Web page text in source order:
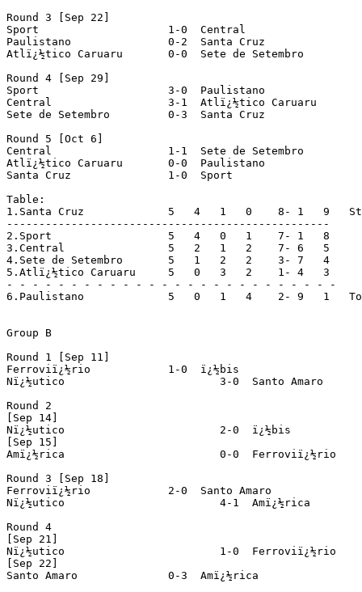
Round 3 [Sep 22]
Sport			 1-0  Central
Paulistano		 0-2  Santa Cruz
Atlï¿½tico Caruaru	 0-0  Sete de Setembro
Round 4 [Sep 29]
Sport			 3-0  Paulistano
Central			 3-1  Atlï¿½tico Caruaru
Sete de Setembro	 0-3  Santa Cruz
Round 5 [Oct 6]
Central			 1-1  Sete de Setembro
Atlï¿½tico Caruaru	 0-0  Paulistano
Santa Cruz		 1-0  Sport
Table:
1.Santa Cruz		 5   4   1   0    8- 1   9   Stage finalists
--------------------------------------------------
2.Sport			 5   4   0   1    7- 1   8
3.Central		 5   2   1   2    7- 6   5
4.Sete de Setembro	 5   1   2   2    3- 7   4
5.Atlï¿½tico Caruaru	 5   0   3   2    1- 4   3
- - - - - - - - - - - - - - - - - - - - - - - - - -
6.Paulistano		 5   0   1   4    2- 9   1   To group B
Group B
Round 1 [Sep 11]
Ferroviï¿½rio		 1-0  ï¿½bis			(prel. Nï¿½utico x Santo Amaro)
Nï¿½utico			 3-0  Santo Amaro
Round 2
[Sep 14]
Nï¿½utico			 2-0  ï¿½bis
[Sep 15]
Amï¿½rica			 0-0  Ferroviï¿½rio		(prel. Santa Cruz x Central)
Round 3 [Sep 18]
Ferroviï¿½rio		 2-0  Santo Amaro		(prel. Nï¿½utico x Amï¿½rica)
Nï¿½utico			 4-1  Amï¿½rica
Round 4
[Sep 21]
Nï¿½utico			 1-0  Ferroviï¿½rio
[Sep 22]
Santo Amaro		 0-3  Amï¿½rica			(prel. Sport x Central)